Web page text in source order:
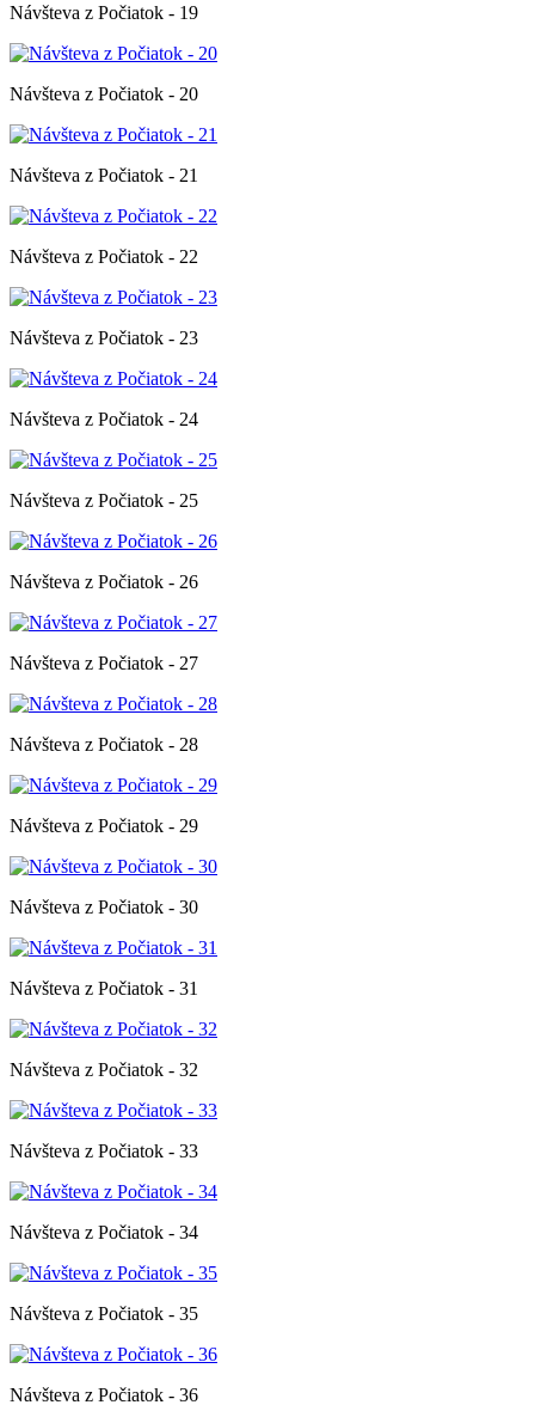
Návšteva z Počiatok - 19
Návšteva z Počiatok - 20
Návšteva z Počiatok - 21
Návšteva z Počiatok - 22
Návšteva z Počiatok - 23
Návšteva z Počiatok - 24
Návšteva z Počiatok - 25
Návšteva z Počiatok - 26
Návšteva z Počiatok - 27
Návšteva z Počiatok - 28
Návšteva z Počiatok - 29
Návšteva z Počiatok - 30
Návšteva z Počiatok - 31
Návšteva z Počiatok - 32
Návšteva z Počiatok - 33
Návšteva z Počiatok - 34
Návšteva z Počiatok - 35
Návšteva z Počiatok - 36